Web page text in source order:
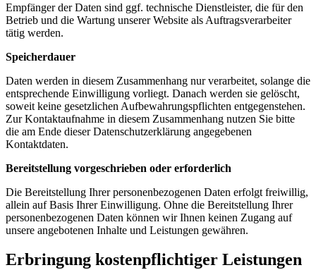
Empfänger der Daten sind ggf. technische Dienstleister, die für den
Betrieb und die Wartung unserer Website als Auftragsverarbeiter
tätig werden.
Speicherdauer
Daten werden in diesem Zusammenhang nur verarbeitet, solange die
entsprechende Einwilligung vorliegt. Danach werden sie gelöscht,
soweit keine gesetzlichen Aufbewahrungspflichten entgegenstehen.
Zur Kontaktaufnahme in diesem Zusammenhang nutzen Sie bitte
die am Ende dieser Datenschutzerklärung angegebenen
Kontaktdaten.
Bereitstellung vorgeschrieben oder erforderlich
Die Bereitstellung Ihrer personenbezogenen Daten erfolgt freiwillig,
allein auf Basis Ihrer Einwilligung. Ohne die Bereitstellung Ihrer
personenbezogenen Daten können wir Ihnen keinen Zugang auf
unsere angebotenen Inhalte und Leistungen gewähren.
Erbringung kostenpflichtiger Leistungen